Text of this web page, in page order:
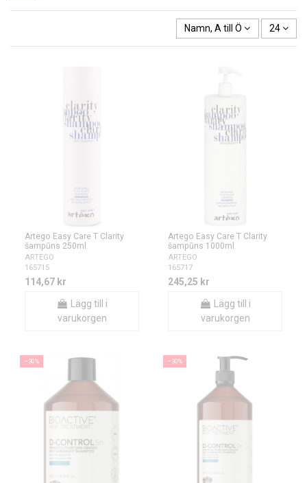
Namn, A till Ö 24
Artego Easy Care T Clarity
šampūns 250ml
ARTEGO
165715
114,67 kr
Lägg till i
varukorgen
Artego Easy Care T Clarity
šampūns 1000ml
ARTEGO
165717
245,25 kr
Lägg till i
varukorgen
−30% −30%